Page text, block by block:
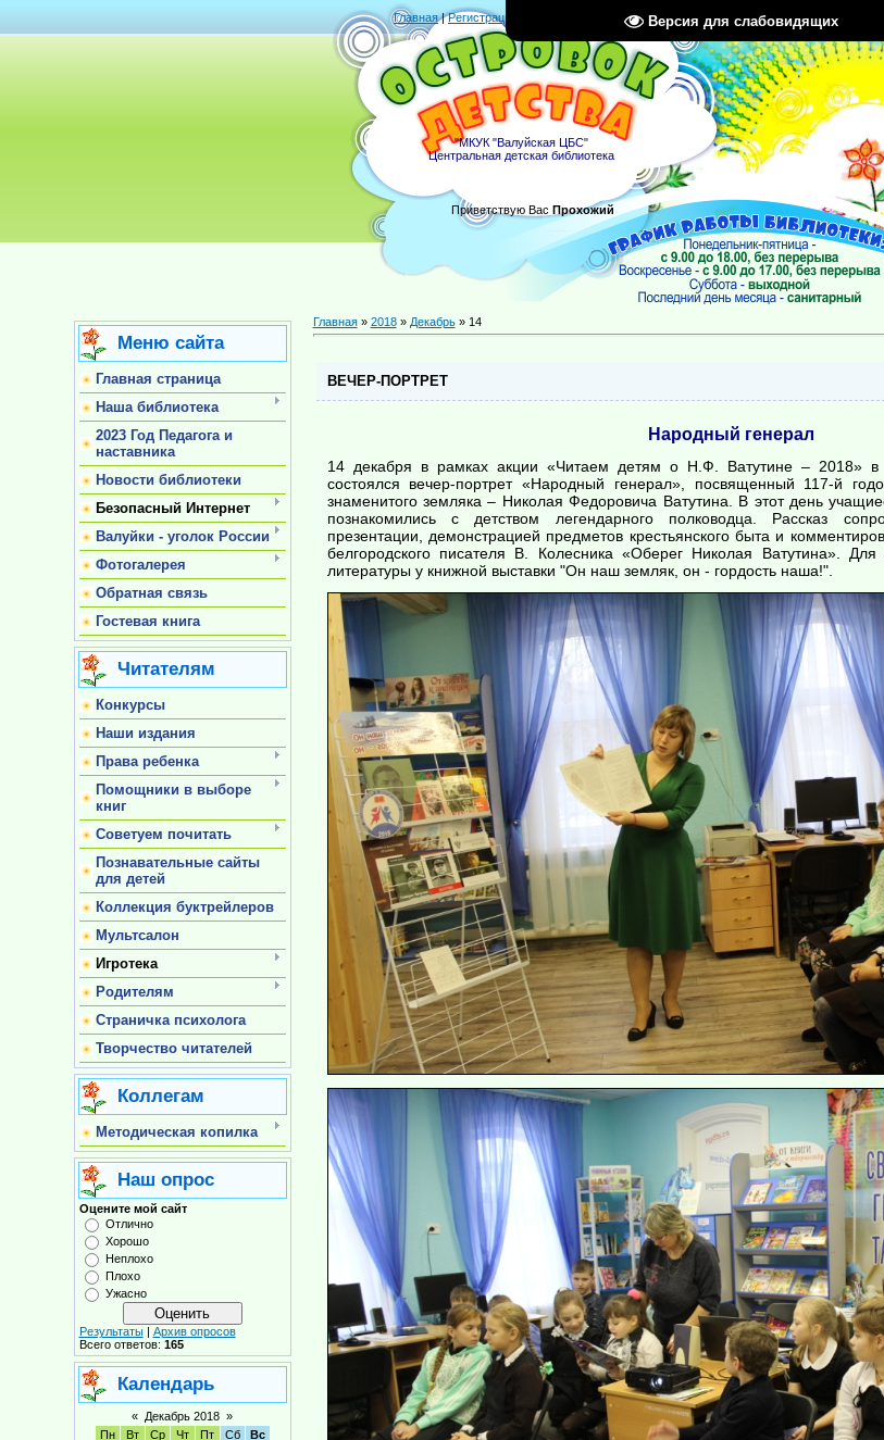
Версия для слабовидящих
Главная|Регистрация
"МКУК "Валуйская ЦБС"
Центральная детская библиотека
Приветствую Вас Прохожий
Меню сайта
Главная страница
Наша библиотека
2023 Год Педагога и
наставника
Новости библиотеки
Безопасный Интернет
Валуйки - уголок России
Фотогалерея
Обратная связь
Гостевая книга
Читателям
Конкурсы
Наши издания
Права ребенка
Помощники в выборе
книг
Советуем почитать
Познавательные сайты
для детей
Коллекция буктрейлеров
Мультсалон
Игротека
Родителям
Страничка психолога
Творчество читателей
Коллегам
Методическая копилка
Наш опрос
Оцените мой сайт
Отлично
Хорошо
Неплохо
Плохо
Ужасно
Результаты| Архив опросов
Всего ответов: 165
Календарь
« Декабрь 2018 »
Пн
Вт Ср Чт Пт Сб
Вс
Главная» 2018 » Декабрь » 14
ВЕЧЕР-ПОРТРЕТ
Народный генерал
14 декабря в рамках акции «Читаем детям о Н.Ф. Ватутине – 2018» в
состоялся вечер-портрет «Народный генерал», посвященный 117-й
знаменитого земляка – Николая Федоровича Ватутина. В этот день
познакомились с детством легендарного полководца. Рассказ
презентации, демонстрацией предметов крестьянского быта и
белгородского писателя В. Колесника «Оберег Николая Ватутина».
литературы у книжной выставки "Он наш земляк, он - гордость наша!".